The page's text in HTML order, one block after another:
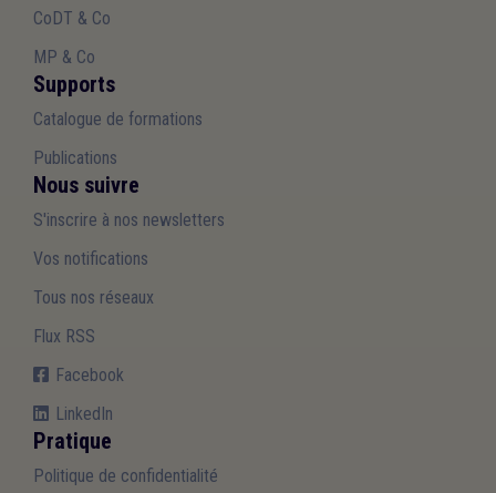
CoDT & Co
MP & Co
Supports
Catalogue de formations
Publications
Nous suivre
S'inscrire à nos newsletters
Vos notifications
Tous nos réseaux
Flux RSS
Facebook
LinkedIn
Pratique
Politique de confidentialité